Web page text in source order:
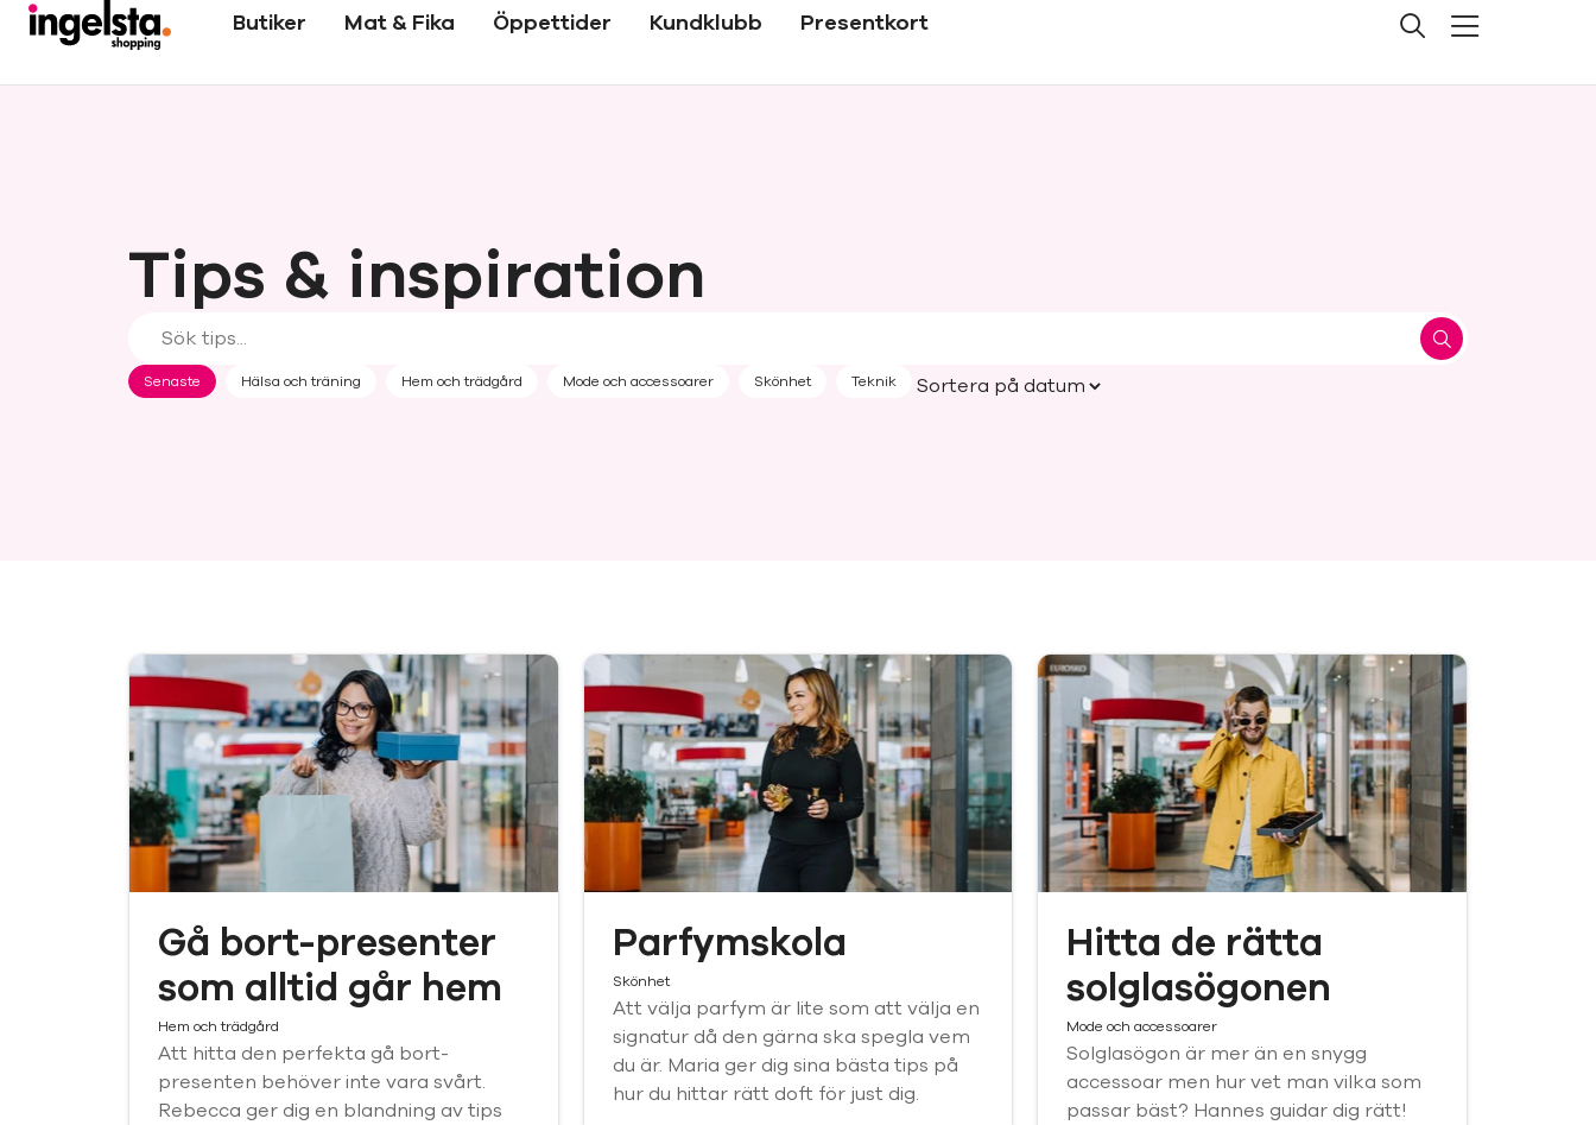
Butiker Mat & Fika Öppettider Kundklubb Presentkort
Tips & inspiration
Senaste Hälsa och träning Hem och trädgård Mode och accessoarer Skönhet Teknik
Gå bort-presenter
som alltid går hem
Hem och trädgård
Att hitta den perfekta gå bort-
presenten behöver inte vara svårt.
Rebecca ger dig en blandning av tips
Parfymskola
Skönhet
Att välja parfym är lite som att välja en
signatur då den gärna ska spegla vem
du är. Maria ger dig sina bästa tips på
hur du hittar rätt doft för just dig.
Hitta de rätta
solglasögonen
Mode och accessoarer
Solglasögon är mer än en snygg
accessoar men hur vet man vilka som
passar bäst? Hannes guidar dig rätt!